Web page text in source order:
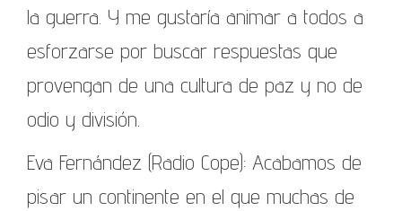
la guerra. Y me gustaría animar a todos a
esforzarse por buscar respuestas que
provengan de una cultura de paz y no de
odio y división.
Eva Fernández (Radio Cope): Acabamos de
pisar un continente en el que muchas de